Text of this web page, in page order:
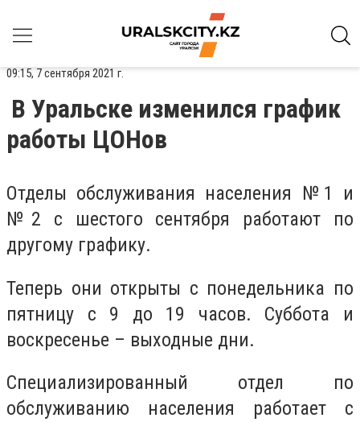
09:15, 7 сентября 2021 г.
В Уральске изменился график
работы ЦОНов
Отделы обслуживания населения №1 и
№2 с шестого сентября работают по
другому графику.
Теперь они открыты с понедельника по
пятницу с 9 до 19 часов. Суббота и
воскресенье – выходные дни.
Специализированный отдел по
обслуживанию населения работает с